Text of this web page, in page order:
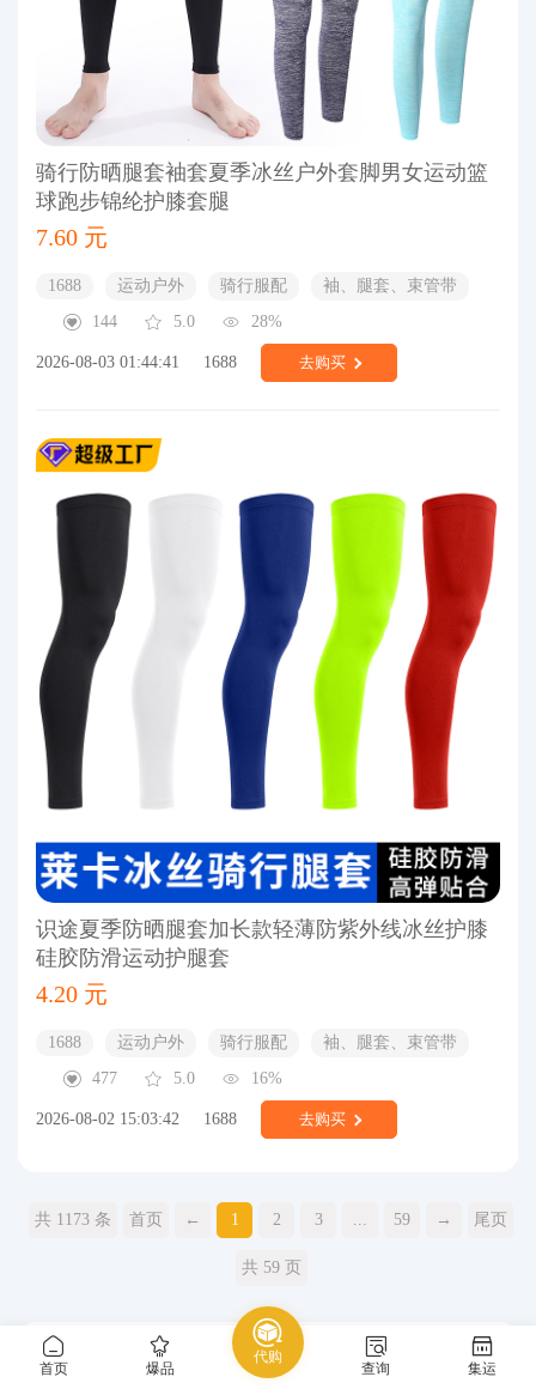
首页 爆品
代购
查询 集运
骑行防晒腿套袖套夏季冰丝户外套脚男女运动篮
球跑步锦纶护膝套腿
7.60 元
1688 运动户外 骑行服配
袖、腿套、束管带
144
5.0 28%
2026-08-03 01:44:41 1688 去购买
识途夏季防晒腿套加长款轻薄防紫外线冰丝护膝
硅胶防滑运动护腿套
4.20 元
1688 运动户外 骑行服配
袖、腿套、束管带
477
5.0 16%
2026-08-02 15:03:42 1688 去购买
共 1173 条 首页 ← 1 2 3 ... 59 → 尾页
共 59 页
热门推荐